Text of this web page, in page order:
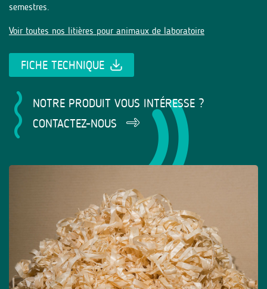
semestres.
Voir toutes nos litières pour animaux de laboratoire
FICHE TECHNIQUE
NOTRE PRODUIT VOUS INTÉRESSE ?
CONTACTEZ-NOUS